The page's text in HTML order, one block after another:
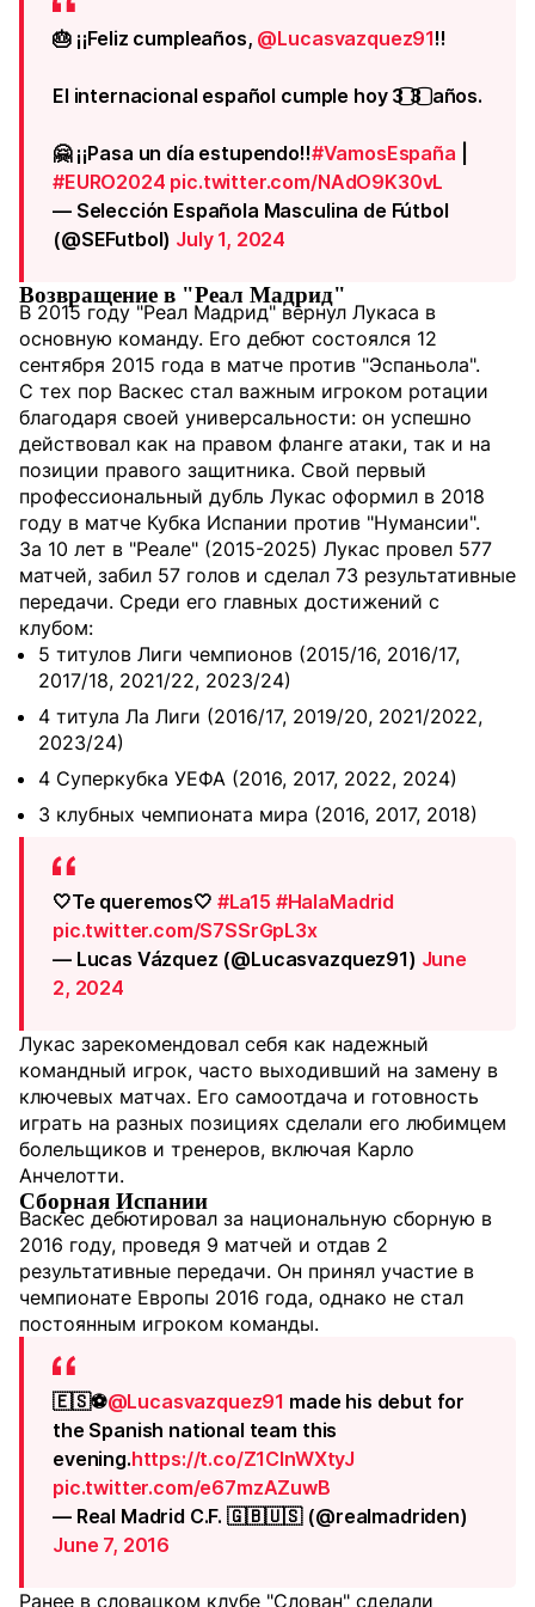
🎂 ¡¡Feliz cumpleaños, @Lucasvazquez91!!
El internacional español cumple hoy 3️⃣3️⃣ años.
🤗 ¡¡Pasa un día estupendo!!#VamosEspaña
#EURO2024 pic.twitter.com/NAdO9K30vL
— Selección Española Masculina de Fútbol
(@SEFutbol) July 1, 2024
Возвращение в "Реал Мадрид"
В 2015 году "Реал Мадрид" вернул Лукаса в
основную команду. Его дебют состоялся 12
сентября 2015 года в матче против "Эспаньола".
С тех пор Васкес стал важным игроком ротации
благодаря своей универсальности: он успешно
действовал как на правом фланге атаки, так и на
позиции правого защитника. Свой первый
профессиональный дубль Лукас оформил в 2018
году в матче Кубка Испании против "Нумансии".
За 10 лет в "Реале" (2015-2025) Лукас провел 577
матчей, забил 57 голов и сделал 73 результативные
передачи. Среди его главных достижений с
клубом:
5 титулов Лиги чемпионов (2015/16, 2016/17,
2017/18, 2021/22, 2023/24)
4 титула Ла Лиги (2016/17, 2019/20, 2021/2022,
2023/24)
4 Суперкубка УЕФА (2016, 2017, 2022, 2024)
3 клубных чемпионата мира (2016, 2017, 2018)
🤍Te queremos🤍 #La15 #HalaMadrid
pic.twitter.com/S7SSrGpL3x
— Lucas Vázquez (@Lucasvazquez91) June
2, 2024
Лукас зарекомендовал себя как надежный
командный игрок, часто выходивший на замену в
ключевых матчах. Его самоотдача и готовность
играть на разных позициях сделали его любимцем
болельщиков и тренеров, включая Карло
Анчелотти.
Сборная Испании
Васкес дебютировал за национальную сборную в
2016 году, проведя 9 матчей и отдав 2
результативные передачи. Он принял участие в
чемпионате Европы 2016 года, однако не стал
постоянным игроком команды.
🇪🇸⚽@Lucasvazquez91 made his debut for
the Spanish national team this
evening.https://t.co/Z1CInWXtyJ
pic.twitter.com/e67mzAZuwB
— Real Madrid C.F. 🇬🇧🇺🇸 (@realmadriden)
June 7, 2016
Ранее в словацком клубе "Слован" сделали